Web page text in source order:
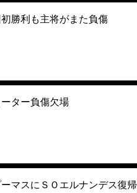
勝利も主将がまた負傷
ター負傷欠場
マスにＳＯエルナンデス復帰